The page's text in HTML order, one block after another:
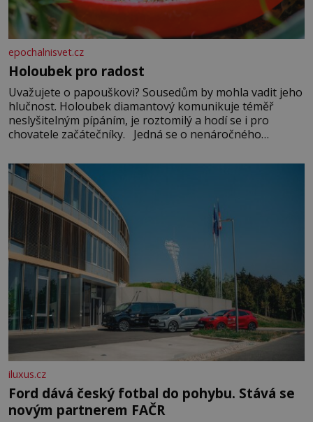
epochalnisvet.cz
Holoubek pro radost
Uvažujete o papouškovi? Sousedům by mohla vadit jeho
hlučnost. Holoubek diamantový komunikuje téměř
neslyšitelným pípáním, je roztomilý a hodí se i pro
chovatele začátečníky. Jedná se o nenáročného
času tráví na zemi, kde sbírá zbytky semínek Jeho
domovinou je prakticky celá Austrálie s výjimkou
pobřežní oblasti.
iluxus.cz
Ford dává český fotbal do pohybu. Stává se
novým partnerem FAČR